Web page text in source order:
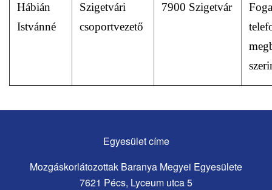
Hábián
Istvánné
Szigetvári
csoportvezető
7900 Szigetvár
Egyesület címe
Mozgáskorlátozottak Baranya Megyei Egyesülete
7621 Pécs, Lyceum utca 5